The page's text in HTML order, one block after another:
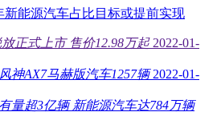
新能源汽车占比目标或提前实现
正式上市 售价12.98万起 2022-01-
神AX7马赫版汽车1257辆 2022-01-
量超3亿辆 新能源汽车达784万辆